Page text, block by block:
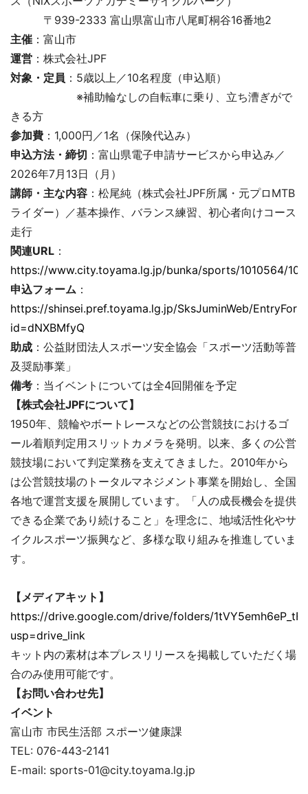
〒939-2333 富山県富山市八尾町桐谷16番地2
主催 ：富山市
運営 ：株式会社JPF
対象・定員 ：5歳以上／10名程度（申込順）
※補助輪なしの自転車に乗り、立ち漕ぎがで
きる方
参加費 ：1,000円／1名（保険代込み）
申込方法・締切 ：富山県電子申請サービスから申込み／
2026年7月13日（月）
講師・主な内容 ：松尾純（株式会社JPF所属・元プロMTB
ライダー）／基本操作、バランス練習、初心者向けコース
走行
関連URL ：
https://www.city.toyama.lg.jp/bunka/sports/1010564/
申込フォーム ：
https://shinsei.pref.toyama.lg.jp/SksJuminWeb/
id=dNXBMfyQ
助成 ：公益財団法人スポーツ安全協会「スポーツ活動等普
及奨励事業」
備考 ：当イベントについては全4回開催を予定
【株式会社JPFについて】
1950年、競輪やボートレースなどの公営競技におけるゴ
ール着順判定用スリットカメラを発明。以来、多くの公営
競技場において判定業務を支えてきました。2010年から
は公営競技場のトータルマネジメント事業を開始し、全国
各地で運営支援を展開しています。「人の成長機会を提供
できる企業であり続けること」を理念に、地域活性化やサ
イクルスポーツ振興など、多様な取り組みを推進していま
す。
【メディアキット】
https://drive.google.com/drive/folders/
usp=drive_link
キット内の素材は本プレスリリースを掲載していただく場
合のみ使用可能です。
【お問い合わせ先】
イベント
富山市 市民生活部 スポーツ健康課
TEL: 076-443-2141
E-mail: sports-01@city.toyama.lg.jp